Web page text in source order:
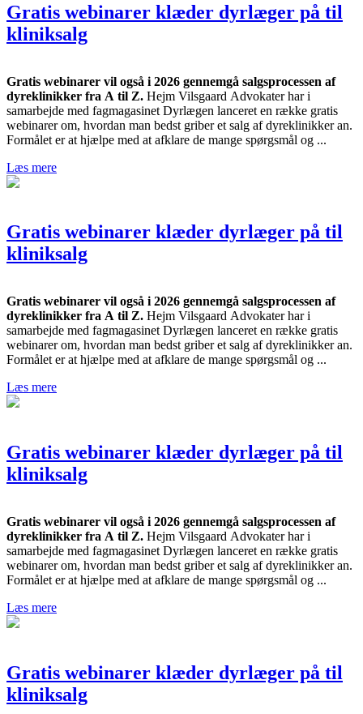
Gratis webinarer klæder dyrlæger på til
kliniksalg
Gratis webinarer vil også i 2026 gennemgå salgsprocessen af
dyreklinikker fra A til Z.
samarbejde med fagmagasinet Dyrlægen lanceret en række gratis
webinarer om, hvordan man bedst griber et salg af dyreklinikker an.
Formålet er at hjælpe med at afklare de mange spørgsmål og ...
Læs mere
Gratis webinarer klæder dyrlæger på til
kliniksalg
Gratis webinarer vil også i 2026 gennemgå salgsprocessen af
dyreklinikker fra A til Z.
samarbejde med fagmagasinet Dyrlægen lanceret en række gratis
webinarer om, hvordan man bedst griber et salg af dyreklinikker an.
Formålet er at hjælpe med at afklare de mange spørgsmål og ...
Læs mere
Gratis webinarer klæder dyrlæger på til
kliniksalg
Gratis webinarer vil også i 2026 gennemgå salgsprocessen af
dyreklinikker fra A til Z.
samarbejde med fagmagasinet Dyrlægen lanceret en række gratis
webinarer om, hvordan man bedst griber et salg af dyreklinikker an.
Formålet er at hjælpe med at afklare de mange spørgsmål og ...
Læs mere
Gratis webinarer klæder dyrlæger på til
kliniksalg